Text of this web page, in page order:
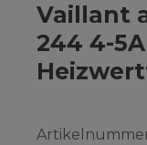
Vaillant
244 4-